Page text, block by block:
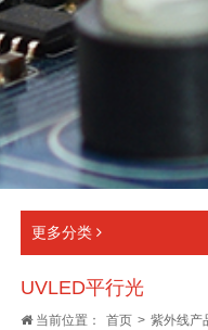
更多分类
UVLED平行光
当前位置： 首页 > 紫外线产